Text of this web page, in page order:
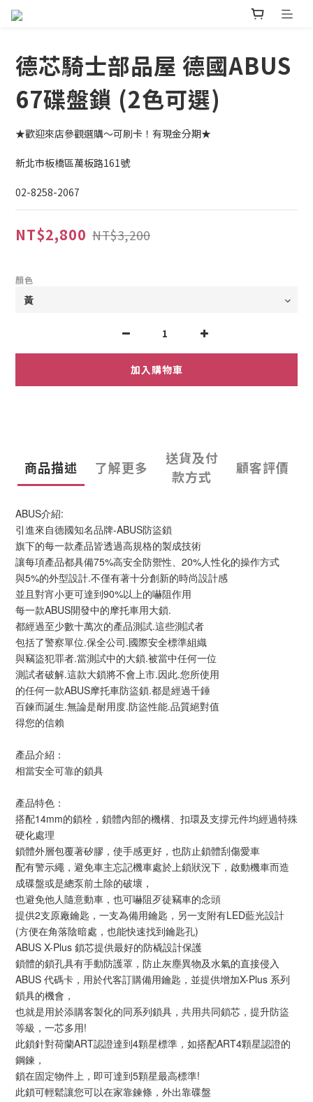
德芯騎士部品屋 德國ABUS
67碟盤鎖 (2色可選)
★歡迎來店參觀選購～可刷卡！有現金分期★
新北市板橋區萬板路161號
02-8258-2067
NT$2,800 NT$3,200
顏色
加入購物車
商品描述 了解更多
送貨及付
款方式
顧客評價
ABUS介紹:
引進來自德國知名品牌-ABUS防盜鎖
旗下的每一款產品皆透過高規格的製成技術
讓每項產品都具備75%高安全防禦性、20%人性化的操作方式
與5%的外型設計.不僅有著十分創新的時尚設計感
並且對宵小更可達到90%以上的嚇阻作用
每一款ABUS開發中的摩托車用大鎖.
都經過至少數十萬次的產品測試.這些測試者
包括了警察單位.保全公司.國際安全標準組織
與竊盜犯罪者.當測試中的大鎖.被當中任何一位
測試者破解.這款大鎖將不會上市.因此.您所使用
的任何一款ABUS摩托車防盜鎖.都是經過千錘
百鍊而誕生.無論是耐用度.防盜性能.品質絕對值
得您的信賴
產品介紹：
相當安全可靠的鎖具
產品特色：
搭配14mm的鎖栓，鎖體內部的機構、扣環及支撐元件均經過特殊
硬化處理
鎖體外層包覆著矽膠，使手感更好，也防止鎖體刮傷愛車
配有警示繩，避免車主忘記機車處於上鎖狀況下，啟動機車而造
成碟盤或是總泵前土除的破壞，
也避免他人隨意動車，也可嚇阻歹徒竊車的念頭
提供2支原廠鑰匙，一支為備用鑰匙，另一支附有LED藍光設計
(方便在角落陰暗處，也能快速找到鑰匙孔)
ABUS X-Plus 鎖芯提供最好的防橇設計保護
鎖體的鎖孔具有手動防護罩，防止灰塵異物及水氣的直接侵入
ABUS 代碼卡，用於代客訂購備用鑰匙，並提供增加X-Plus 系列
鎖具的機會，
也就是用於添購客製化的同系列鎖具，共用共同鎖芯，提升防盜
等級，一芯多用!
此鎖針對荷蘭ART認證達到4顆星標準，如搭配ART4顆星認證的
鋼鍊，
鎖在固定物件上，即可達到5顆星最高標準!
此鎖可輕鬆讓您可以在家靠鍊條，外出靠碟盤